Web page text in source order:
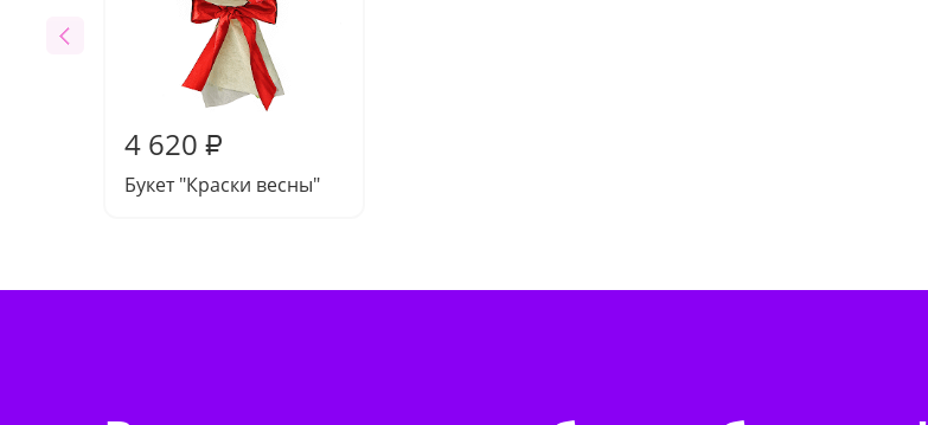
4 620 ₽
Букет "Краски весны"